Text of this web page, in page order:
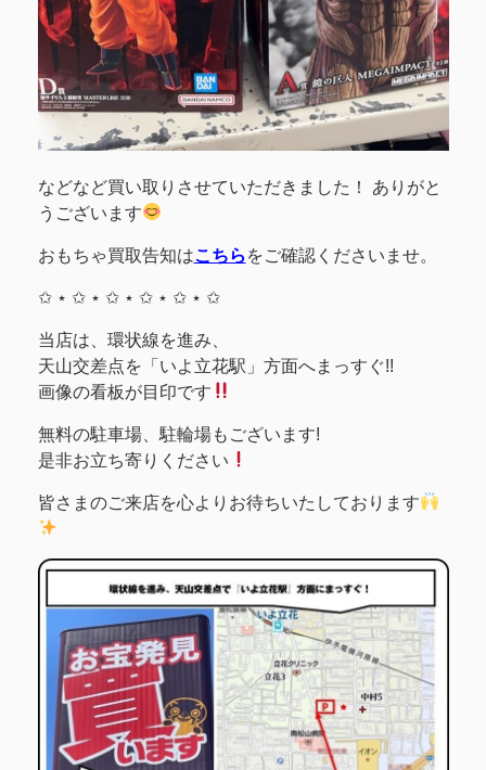
などなど買い取りさせていただきました！ ありがと
うございます
おもちゃ買取告知はこちら をご確認くださいませ。
✩ ⋆ ✩ ⋆ ✩ ⋆ ✩ ⋆ ✩ ⋆ ✩
当店は、環状線を進み、
天山交差点を「いよ立花駅」方面へまっすぐ!!
画像の看板が目印です
無料の駐車場、駐輪場もございます!
是非お立ち寄りください
皆さまのご来店を心よりお待ちいたしております